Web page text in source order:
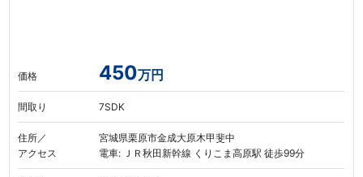
価格 450万円
間取り 7SDK
住所／
アクセス
宮城県栗原市金成大原木甲斐中
電車: ＪＲ秋田新幹線 くりこま高原駅 徒歩99分